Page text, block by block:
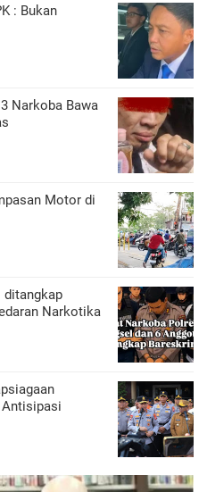
: Bukan
Narkoba Bawa
Motor di
ditangkap
Narkotika
Antisipasi